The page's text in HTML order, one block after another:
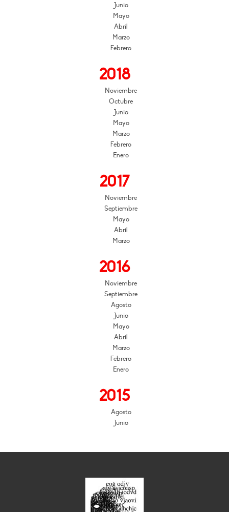
Junio
Mayo
Abril
Marzo
Febrero
2018
Noviembre
Octubre
Junio
Mayo
Marzo
Febrero
Enero
2017
Noviembre
Septiembre
Mayo
Abril
Marzo
2016
Noviembre
Septiembre
Agosto
Junio
Mayo
Abril
Marzo
Febrero
Enero
2015
Agosto
Junio